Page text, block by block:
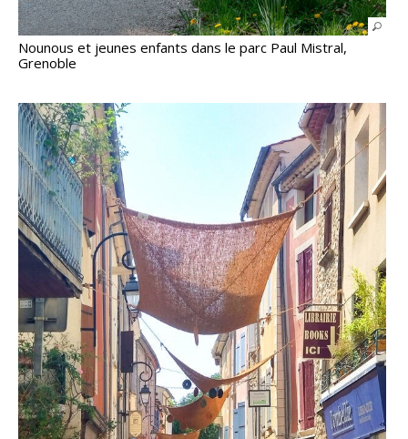
Nounous et jeunes enfants dans le parc Paul Mistral,
Grenoble